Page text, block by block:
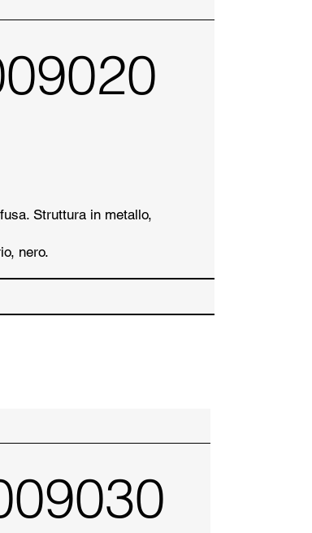
Struttura in metallo,
nero.